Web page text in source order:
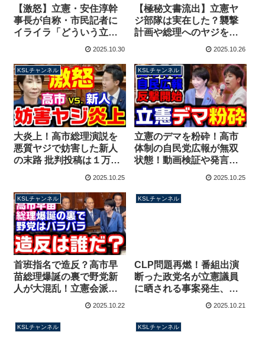
【激怒】立憲・安住淳幹
事長が自称・市民記者に
イライラ「どういう立
場？」→注意聞かず延々
了【KSLチャンネル】
2025.10.30
【極秘文書流出】立憲ヤ
ジ部隊は実在した？襲撃
計画や総理へのヤジを指
示した過去！高市総理演
【KSLチャンネル】
2025.10.26
KSLチャンネル
大炎上！高市総理演説を
悪質ヤジで妨害した新人
の末路 批判投稿は１万件
炎上【KSLチャンネル】
2025.10.25
KSLチャンネル
立憲のデマを粉砕！高市
体制の自民党広報が無双
状態！動画検証や発言文
【KSLチャンネル】
2025.10.25
KSLチャンネル
首班指名で造反？高市早
苗総理爆誕の裏で野党新
人が大混乱！立憲会派も
日本保守党も代表に投票
2025.10.22
KSLチャンネル
CLP問題再燃！番組出演
断った政党名が立憲議員
に晒される事案発生、多
額の資金提供問題発覚後
ンネル】
2025.10.21
KSLチャンネル KSLチャンネル